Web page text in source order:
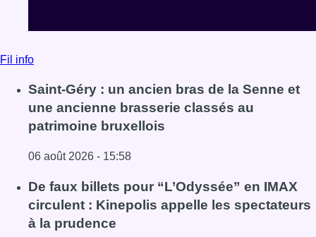
Fil info
Saint-Géry : un ancien bras de la Senne et
une ancienne brasserie classés au
patrimoine bruxellois
06 août 2026 - 15:58
Lire l'article Saint-Géry : un ancien bras de la Senne et
De faux billets pour “L’Odyssée” en IMAX
circulent : Kinepolis appelle les spectateurs
à la prudence